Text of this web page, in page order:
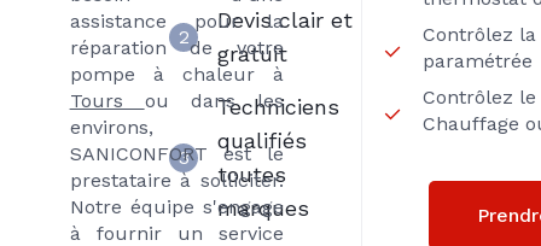
assistance pour la
réparation de votre
pompe à chaleur à
Tours ou dans les
environs,
SANICONFORT est le
prestataire à solliciter.
Notre équipe s'engage
à fournir un service
Contrôlez
paramétrée
Contrôlez
Chauffage
2
Devis clair et
gratuit
3
Techniciens
qualifiés
toutes
marques